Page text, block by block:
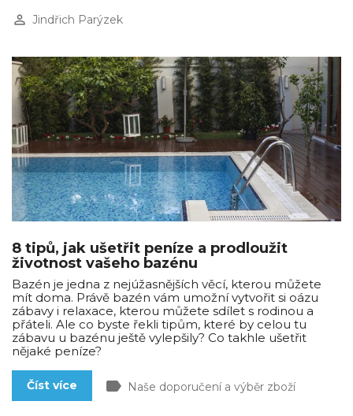
perm_identity Jindřich Parýzek
8 tipů, jak ušetřit peníze a prodloužit
životnost vašeho bazénu
Bazén je jedna z nejúžasnějších věcí, kterou můžete
mít doma. Právě bazén vám umožní vytvořit si oázu
zábavy i relaxace, kterou můžete sdílet s rodinou a
přáteli. Ale co byste řekli tipům, které by celou tu
zábavu u bazénu ještě vylepšily? Co takhle ušetřit
nějaké peníze?
Číst více label Naše doporučení a výběr zboží